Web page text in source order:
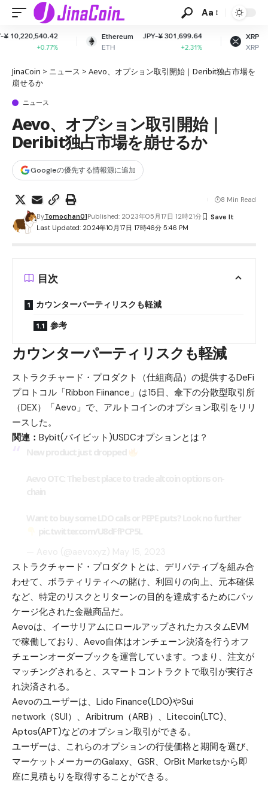
Aa
Ethereum
ETH
JPY-¥ 301,699.64
XRP
XRP
JPY-¥ 165.83
-1.65%
JinaCoin > ニュース > Aevo、オプション取引開始｜Deribit独占市場を
崩せるか
ニュース
Aevo、オプション取引開始｜
Deribit独占市場を崩せるか
Googleの優先する情報源に追加
Last Updated: 2024年10月17日 17時46分 5:46 PM
ByTomochan01Published: 2023年05月17日 12時21分
8 Min Read
目次
カウンターパーティリスクも軽減
参考
カウンターパーティリスクも軽減
ストラクチャード・プロダクト（仕組商品）の提供するDeFi
プロトコル「Ribbon Fiinance」は15日、傘下の分散型取引所
（DEX）「Aevo」で、アルトコインのオプション取引をリリ
ースした。
関連： Bybit(バイビット)USDCオプションとは？
ストラクチャード・プロダクトとは、デリバティブを組み合
わせて、ボラティリティへの賭け、利回りの向上、元本確保
など、特定のリスクとリターンの目的を達成するためにパッ
ケージ化された金融商品だ。
Aevoは、イーサリアムにロールアップされたカスタムEVM
で稼働しており、Aevo自体はオンチェーン決済を行うオフ
チェーンオーダーブックを運営しています。つまり、注文が
マッチングされると、スマートコントラクトで取引が実行さ
れ決済される。
Aevoのユーザーは、Lido Finance(LDO)やSui
network（SUI）、Aribitrum（ARB）、Litecoin(LTC)、
Aptos(APT)などのオプション取引ができる。
ユーザーは、これらのオプションの行使価格と期間を選び、
マーケットメーカーのGalaxy、GSR、OrBit Marketsから即
座に見積もりを取得することができる。